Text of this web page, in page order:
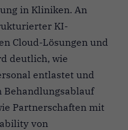
in Kliniken. An
KI-
Cloud-Lösungen und
deutlich, wie
entlastet und
Partnerschaften mit
von